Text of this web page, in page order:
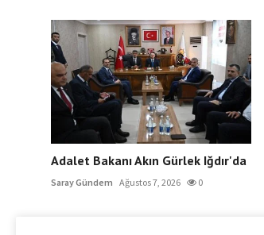
Adalet Bakanı Akın Gürlek Iğdır'da
Saray Gündem Ağustos 7, 2026 0